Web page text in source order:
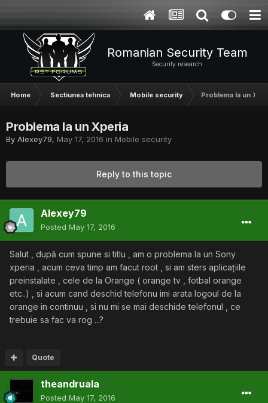
Romanian Security Team
Security research
Home Sectiunea tehnica Mobile security Problema la un
Problema la un Xperia
By Alexey79, May 17, 2016 in Mobile security
Reply to this topic
Alexey79
Posted May 17, 2016
Salut , după cum spune si titlu , am o problema la un Sony
xperia , acum ceva timp am facut root , si am sters aplicațiile
preinstalate , cele de la Orange ( orange tv , fotbal orange
etc..) , si acum cand deschid telefonu imi arata logoul de la
orange in continuu , si nu mi se mai deschide telefonul , ce
trebuie sa fac va rog ...?
Quote
theandruala
Posted May 17, 2016